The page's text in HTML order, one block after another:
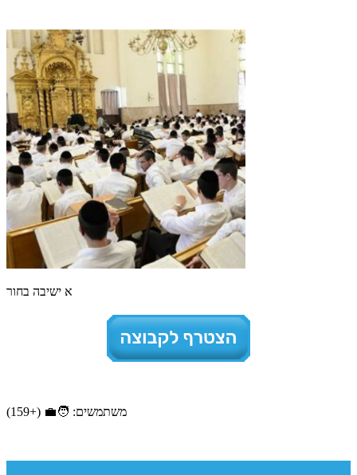
א ישיבה בחור
משתמשים: 🧑‍💼 (+159)